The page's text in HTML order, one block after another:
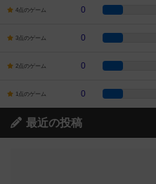
4点のゲーム 0
3点のゲーム 0
2点のゲーム 0
1点のゲーム 0
最近の投稿